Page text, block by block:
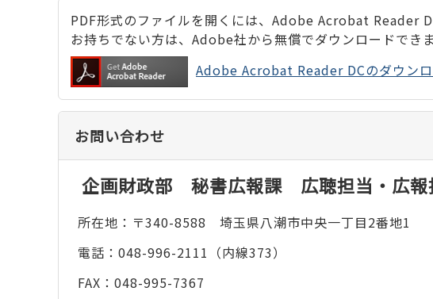
PDF形式のファイルを開くには、Adobe Acrobat Reader
お持ちでない方は、Adobe社から無償でダウンロードできま
Adobe Acrobat Reader DCのダウン
お問い合わせ
企画財政部 秘書広報課 広聴担当・広報
所在地：〒340-8588 埼玉県八潮市中央一丁目2番地1
電話：048-996-2111（内線373）
FAX：048-995-7367